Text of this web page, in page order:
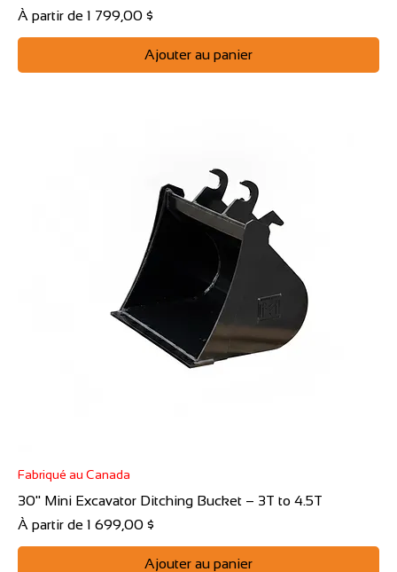
À partir de 1 799,00 $
Prix promotionnel
Ajouter au panier
Fabriqué au Canada
30" Mini Excavator Ditching Bucket – 3T to 4.5T
À partir de 1 699,00 $
Prix promotionnel
Ajouter au panier